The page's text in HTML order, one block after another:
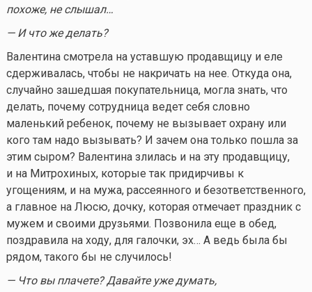
похоже, не слышал…
— И что же делать?
Валентина смотрела на уставшую продавщицу и еле
сдерживалась, чтобы не накричать на нее. Откуда она,
случайно зашедшая покупательница, могла знать, что
делать, почему сотрудница ведет себя словно
маленький ребенок, почему не вызывает охрану или
кого там надо вызывать? И зачем она только пошла за
этим сыром? Валентина злилась и на эту продавщицу,
и на Митрохиных, которые так придирчивы к
угощениям, и на мужа, рассеянного и безответственного,
а главное на Люсю, дочку, которая отмечает праздник с
мужем и своими друзьями. Позвонила еще в обед,
поздравила на ходу, для галочки, эх… А ведь была бы
рядом, такого бы не случилось!
— Что вы плачете? Давайте уже думать,